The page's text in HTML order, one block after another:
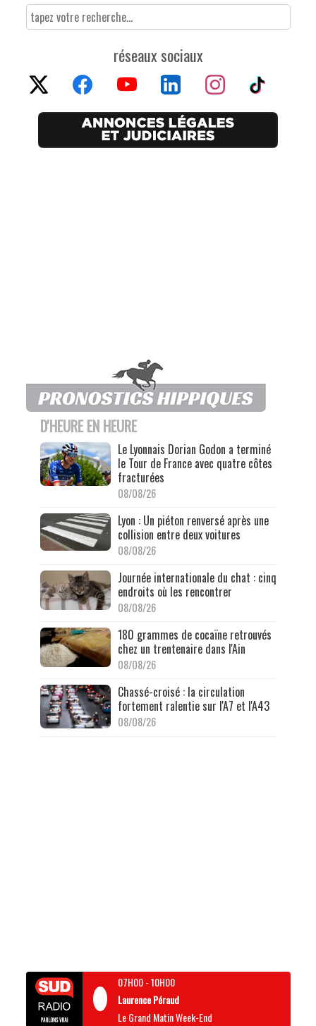
réseaux sociaux
D'HEURE EN HEURE
Le Lyonnais Dorian Godon a terminé
le Tour de France avec quatre côtes
fracturées
08/08/26
Lyon : Un piéton renversé après une
collision entre deux voitures
08/08/26
Journée internationale du chat : cinq
endroits où les rencontrer
08/08/26
180 grammes de cocaïne retrouvés
chez un trentenaire dans l'Ain
08/08/26
Chassé-croisé : la circulation
fortement ralentie sur l'A7 et l'A43
08/08/26
07H00-10H00
Laurence Péraud
Le Grand Matin Week-End